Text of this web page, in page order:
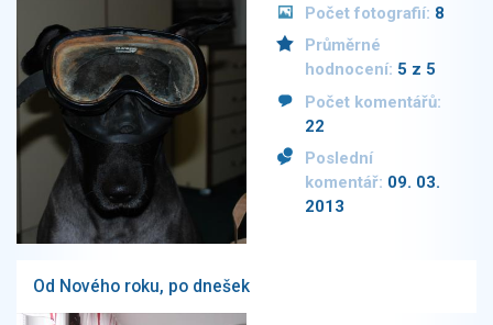
Počet fotografií: 8
Průměrné
hodnocení: 5 z 5
Počet komentářů:
22
Poslední
komentář: 09. 03.
2013
Od Nového roku, po dnešek